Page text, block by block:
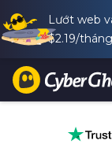
Lướt web
$2.19/